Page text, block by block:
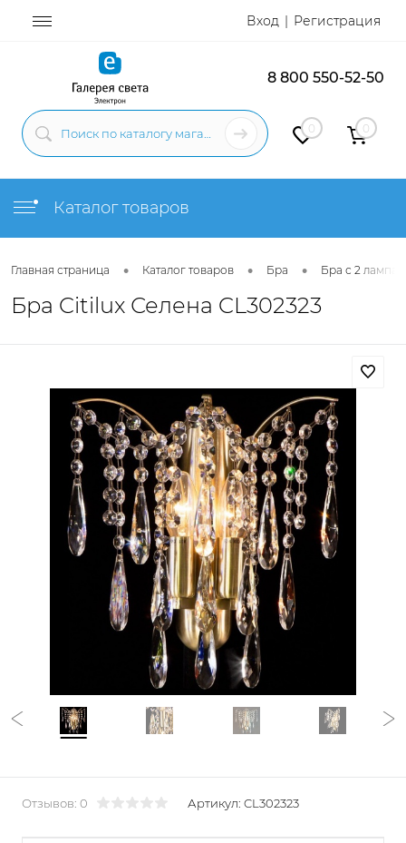
Вход Регистрация
8 800 550-52-50
0 0
Каталог товаров
Главная страница • Каталог товаров • Бра • Бра с 2
Бра Citilux Селена CL302323
Отзывов: 0 Артикул: CL302323